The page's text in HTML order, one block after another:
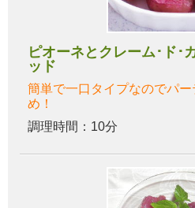
ピオーネとクレーム･ド･
ッド
簡単で一口タイプなのでパ
め！
調理時間：10分